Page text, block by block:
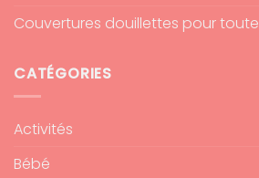
Couvertures douillettes pour
CATÉGORIES
Activités
Bébé